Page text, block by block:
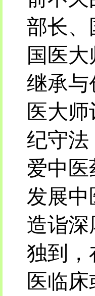
部长、
国医
继承与
医大
纪守法
爱中
发展中
造诣
独到，
医临